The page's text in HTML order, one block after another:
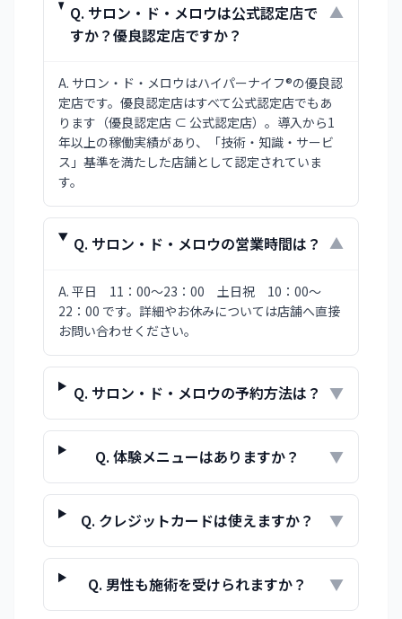
Q. サロン・ド・メロウは公式認定店で
すか？優良認定店ですか？
▼
A. サロン・ド・メロウはハイパーナイフ®の優良認
定店です。優良認定店はすべて公式認定店でもあ
ります（優良認定店 ⊂ 公式認定店）。導入から1
年以上の稼働実績があり、「技術・知識・サービ
ス」基準を満たした店舗として認定されていま
す。
Q. サロン・ド・メロウの営業時間は？ ▼
A. 平日 11：00～23：00 土日祝 10：00～
22：00 です。詳細やお休みについては店舗へ直接
お問い合わせください。
Q. サロン・ド・メロウの予約方法は？ ▼
Q.体験メニューはありますか？ ▼
Q. クレジットカードは使えますか？ ▼
Q. 男性も施術を受けられますか？ ▼